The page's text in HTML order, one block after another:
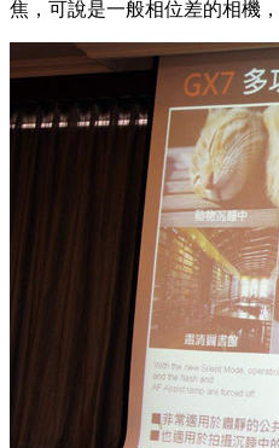
焦，可說是一般相位差的相機